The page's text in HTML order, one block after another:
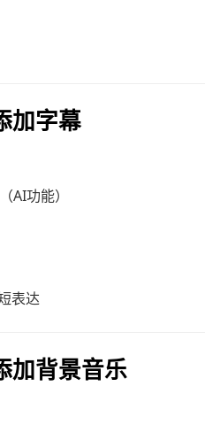
加字幕
AI功能）
表达
加背景音乐